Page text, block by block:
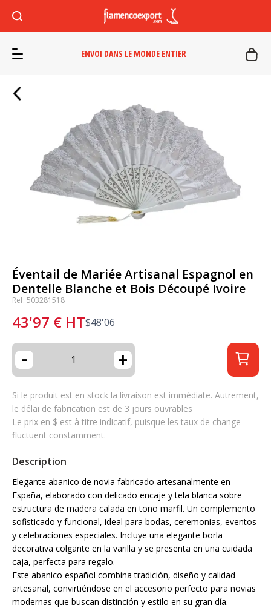
ENVOI DANS LE MONDE ENTIER
Éventail de Mariée Artisanal Espagnol en
Dentelle Blanche et Bois Découpé Ivoire
Ref: 503281518
43'97 € HT$48'06
- +
Si le produit est en stock la livraison est immédiate. Autrement,
le délai de fabrication est de 3 jours ouvrables
Le prix en $ est à titre indicatif, puisque les taux de change
fluctuent constamment.
Description
Elegante abanico de novia fabricado artesanalmente en
España, elaborado con delicado encaje y tela blanca sobre
estructura de madera calada en tono marfil. Un complemento
sofisticado y funcional, ideal para bodas, ceremonias, eventos
y celebraciones especiales. Incluye una elegante borla
decorativa colgante en la varilla y se presenta en una cuidada
caja, perfecta para regalo.
Este abanico español combina tradición, diseño y calidad
artesanal, convirtiéndose en el accesorio perfecto para novias
modernas que buscan distinción y estilo en su gran día.